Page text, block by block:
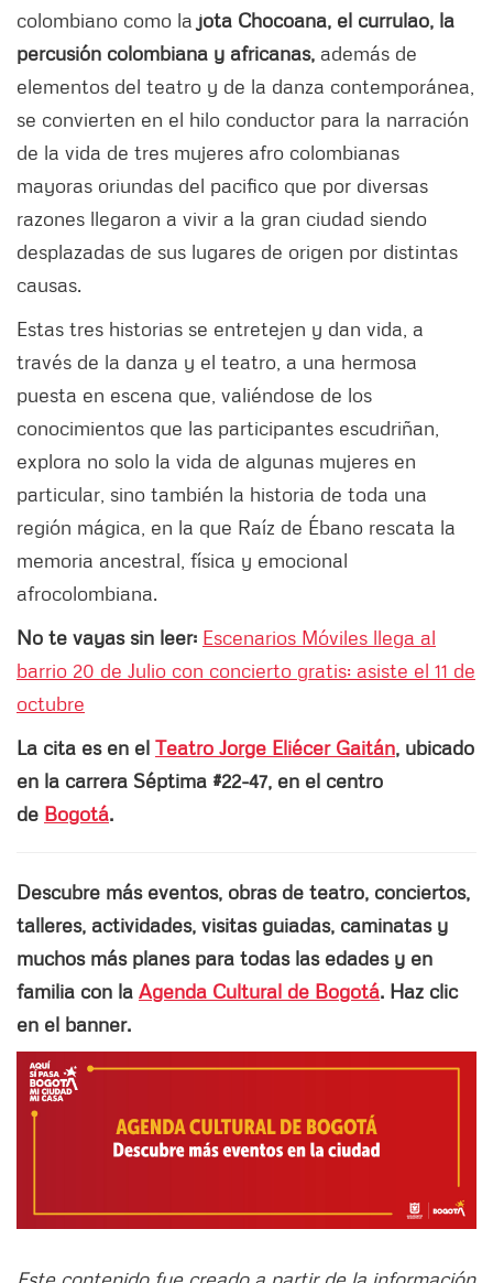
colombiano como la jota Chocoana, el currulao, la
percusión colombiana y africanas, además de
elementos del teatro y de la danza contemporánea,
se convierten en el hilo conductor para la narración
de la vida de tres mujeres afro colombianas
mayoras oriundas del pacifico que por diversas
razones llegaron a vivir a la gran ciudad siendo
desplazadas de sus lugares de origen por distintas
causas.
Estas tres historias se entretejen y dan vida, a
través de la danza y el teatro, a una hermosa
puesta en escena que, valiéndose de los
conocimientos que las participantes escudriñan,
explora no solo la vida de algunas mujeres en
particular, sino también la historia de toda una
región mágica, en la que Raíz de Ébano rescata la
memoria ancestral, física y emocional
afrocolombiana.
No te vayas sin leer: Escenarios Móviles llega al
barrio 20 de Julio con concierto gratis: asiste el 11 de
octubre
La cita es en el Teatro Jorge Eliécer Gaitán, ubicado
en la carrera Séptima #22-47, en el centro
de Bogotá.
Descubre más eventos, obras de teatro, conciertos,
talleres, actividades, visitas guiadas, caminatas y
muchos más planes para todas las edades y en
familia con la Agenda Cultural de Bogotá. Haz clic
en el banner.